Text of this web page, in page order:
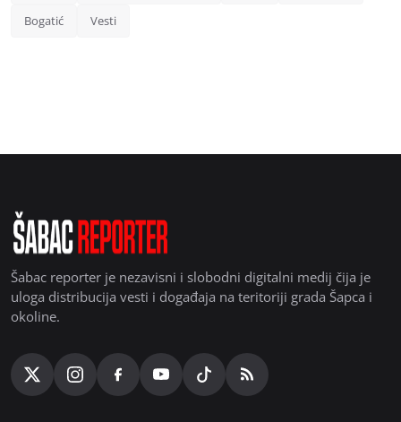
Bogatić Vesti
Šabac reporter je nezavisni i slobodni digitalni medij čija je
uloga distribucija vesti i događaja na teritoriji grada Šapca i
okoline.